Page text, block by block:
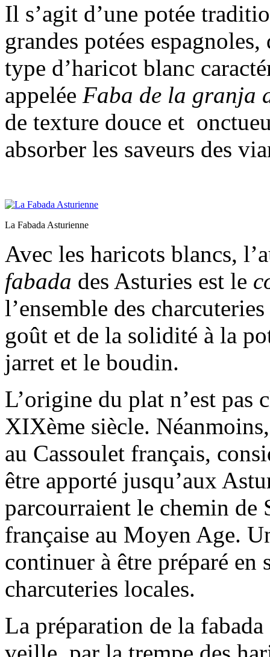
Il s’agit d’une potée
grandes potées
type d’haricot blanc
appelée Faba de la granja
de texture douce et
absorber les saveurs des
La Fabada Asturienne
Avec les haricots blancs,
fabada des Asturies est le
l’ensemble des
goût et de la solidité à la
jarret et le boudin.
L’origine du plat n’est pas
XIXème siècle.
au Cassoulet français,
être apporté jusqu’aux
parcourraient le chemin de
française au Moyen Age.
continuer à être préparé en
charcuteries locales.
La préparation de la